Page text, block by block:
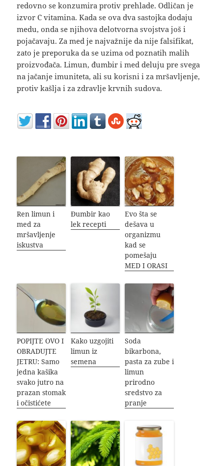
redovno se konzumira protiv prehlade. Odličan je
izvor C vitamina. Kada se ova dva sastojka dodaju
medu, onda se njihova delotvorna svojstva još i
pojačavaju. Za med je najvažnije da nije falsifikat,
zato je preporuka da se uzima od poznatih malih
proizvođača. Limun, đumbir i med deluju pre svega
na jačanje imuniteta, ali su korisni i za mršavljenje,
protiv kašlja i za zdravlje krvnih sudova.
Ren limun i
med za
mršavljenje
iskustva
Đumbir kao
lek recepti
Evo šta se
dešava u
organizmu
kad se
pomešaju
MED I ORASI
POPIJTE OVO I
OBRADUJTE
JETRU: Samo
jedna kašika
svako jutro na
prazan stomak
i očistićete
Kako uzgojiti
limun iz
semena
Soda
bikarbona,
pasta za zube i
limun
prirodno
sredstvo za
pranje